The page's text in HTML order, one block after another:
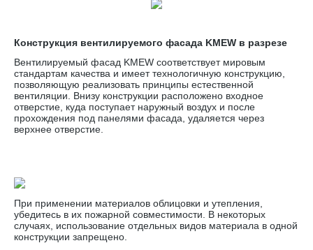
Конструкция вентилируемого фасада KMEW в разрезе
Вентилируемый фасад KMEW соответствует мировым
стандартам качества и имеет технологичную конструкцию,
позволяющую реализовать принципы естественной
вентиляции. Внизу конструкции расположено входное
отверстие, куда поступает наружный воздух и после
прохождения под панелями фасада, удаляется через
верхнее отверстие.
При применении материалов облицовки и утепления,
убедитесь в их пожарной совместимости. В некоторых
случаях, использование отдельных видов материала в одной
конструкции запрещено.